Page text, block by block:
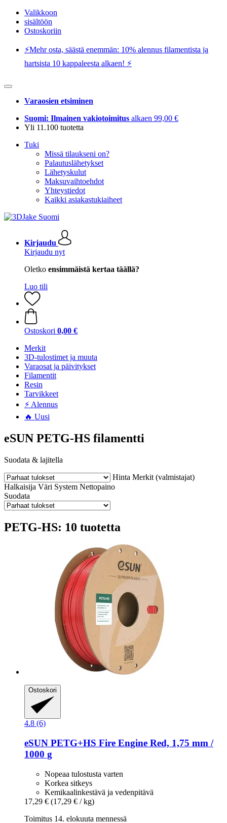
Valikkoon
sisältöön
Ostoskoriin
⚡️Mehr osta, säästä enemmän: 10% alennus filamentista ja
hartsista 10 kappaleesta alkaen! ⚡️
Varaosien etsiminen
Suomi: Ilmainen vakiotoimitus alkaen 99,00 €
Yli 11.100 tuotetta
Tuki
Missä tilaukseni on?
Palautuslähetykset
Lähetyskulut
Maksuvaihtoehdot
Yhteystiedot
Kaikki asiakastukiaiheet
Kirjaudu
Kirjaudu nyt
Oletko ensimmäistä kertaa täällä?
Luo tili
Ostoskori 0,00 €
Merkit
3D-tulostimet ja muuta
Varaosat ja päivitykset
Filamentit
Resin
Tarvikkeet
⚡ Alennus
🔥 Uusi
eSUN PETG-HS filamentti
Suodata & lajitella
Hinta Merkit (valmistajat)
Halkaisija Väri System Nettopaino
Suodata
PETG-HS: 10 tuotetta
Ostoskori
4.8 (6)
eSUN PETG+HS Fire Engine Red, 1,75 mm /
1000 g
Nopeaa tulostusta varten
Korkea sitkeys
Kemikaalinkestävä ja vedenpitävä
17,29 € (17,29 € / kg)
Toimitus 14. elokuuta mennessä